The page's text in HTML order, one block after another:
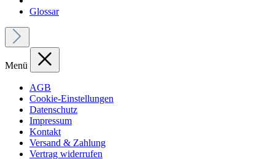
Glossar
Menü
AGB
Cookie-Einstellungen
Datenschutz
Impressum
Kontakt
Versand & Zahlung
Vertrag widerrufen